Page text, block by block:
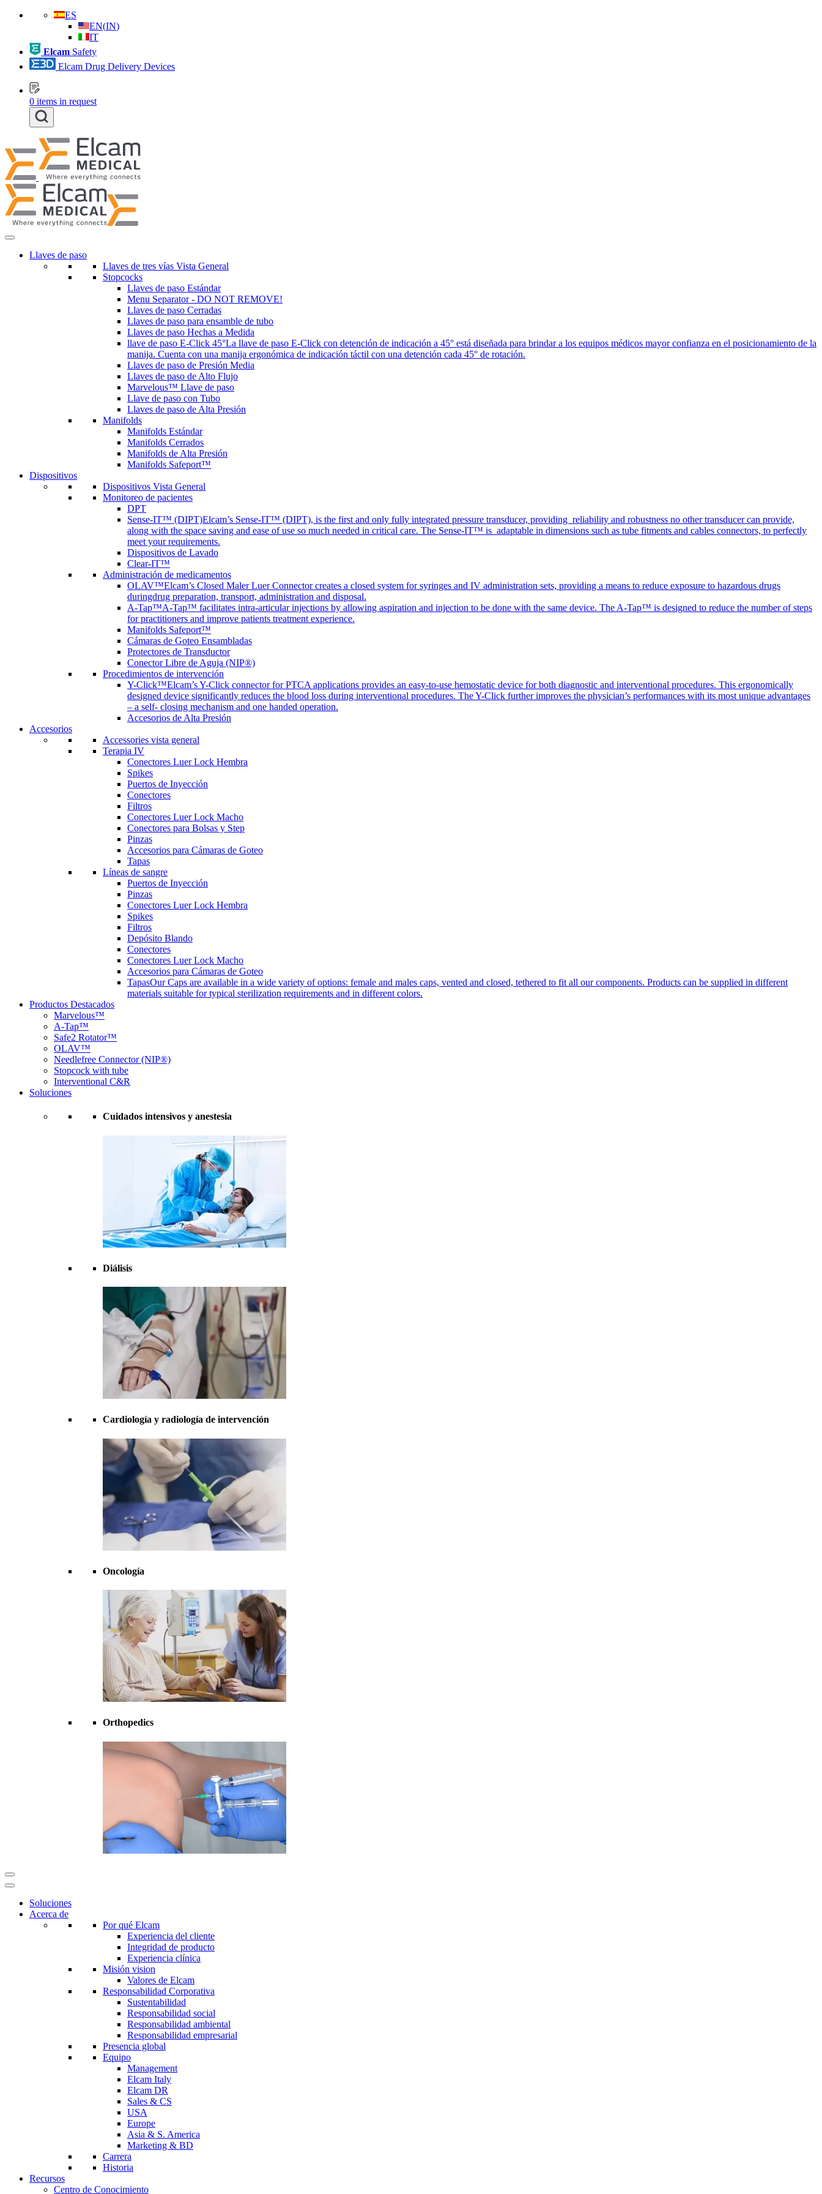
ES
EN(IN)
IT
Elcam Safety
Elcam Drug Delivery Devices
0 items in request
Llaves de paso
Llaves de tres vías Vista General
Stopcocks
Llaves de paso Estándar
Menu Separator - DO NOT REMOVE!
Llaves de paso Cerradas
Llaves de paso para ensamble de tubo
Llaves de paso Hechas a Medida
llave de paso E-Click 45°La llave de paso E-Click con detención de indicación a 45° está diseñada para brindar a los equipos médicos mayor confianza en el posicionamiento de la
manija. Cuenta con una manija ergonómica de indicación táctil con una detención cada 45° de rotación.
Llaves de paso de Presión Media
Llaves de paso de Alto Flujo
Marvelous™ Llave de paso
Llave de paso con Tubo
Llaves de paso de Alta Presión
Manifolds
Manifolds Estándar
Manifolds Cerrados
Manifolds de Alta Presión
Manifolds Safeport™
Dispositivos
Dispositivos Vista General
Monitoreo de pacientes
DPT
Sense-IT™ (DIPT)Elcam’s Sense-IT™ (DIPT), is the first and only fully integrated pressure transducer, providing reliability and robustness no other transducer can provide,
along with the space saving and ease of use so much needed in critical care. The Sense-IT™ is adaptable in dimensions such as tube fitments and cables connectors, to perfectly
meet your requirements.
Dispositivos de Lavado
Clear-IT™
Administración de medicamentos
OLAV™Elcam’s Closed Maler Luer Connector creates a closed system for syringes and IV administration sets, providing a means to reduce exposure to hazardous drugs
duringdrug preparation, transport, administration and disposal.
A-Tap™A-Tap™ facilitates intra-articular injections by allowing aspiration and injection to be done with the same device. The A-Tap™ is designed to reduce the number of steps
for practitioners and improve patients treatment experience.
Manifolds Safeport™
Cámaras de Goteo Ensambladas
Protectores de Transductor
Conector Libre de Aguja (NIP®)
Procedimientos de intervención
Y-Click™Elcam’s Y-Click connector for PTCA applications provides an easy-to-use hemostatic device for both diagnostic and interventional procedures. This ergonomically
designed device significantly reduces the blood loss during interventional procedures. The Y-Click further improves the physician’s performances with its most unique advantages
– a self- closing mechanism and one handed operation.
Accesorios de Alta Presión
Accesorios
Accessories vista general
Terapia IV
Conectores Luer Lock Hembra
Spikes
Puertos de Inyección
Conectores
Filtros
Conectores Luer Lock Macho
Conectores para Bolsas y Step
Pinzas
Accesorios para Cámaras de Goteo
Tapas
Líneas de sangre
Puertos de Inyección
Pinzas
Conectores Luer Lock Hembra
Spikes
Filtros
Depósito Blando
Conectores
Conectores Luer Lock Macho
Accesorios para Cámaras de Goteo
TapasOur Caps are available in a wide variety of options: female and males caps, vented and closed, tethered to fit all our components. Products can be supplied in different
materials suitable for typical sterilization requirements and in different colors.
Productos Destacados
Marvelous™
A-Tap™
Safe2 Rotator™
OLAV™
Needlefree Connector (NIP®)
Stopcock with tube
Interventional C&R
Soluciones
Cuidados intensivos y anestesia
Diálisis
Cardiología y radiología de intervención
Oncología
Orthopedics
Soluciones
Acerca de
Por qué Elcam
Experiencia del cliente
Integridad de producto
Experiencia clínica
Misión vision
Valores de Elcam
Responsabilidad Corporativa
Sustentabilidad
Responsabilidad social
Responsabilidad ambiental
Responsabilidad empresarial
Presencia global
Equipo
Management
Elcam Italy
Elcam DR
Sales & CS
USA
Europe
Asia & S. America
Marketing & BD
Carrera
Historia
Recursos
Centro de Conocimiento